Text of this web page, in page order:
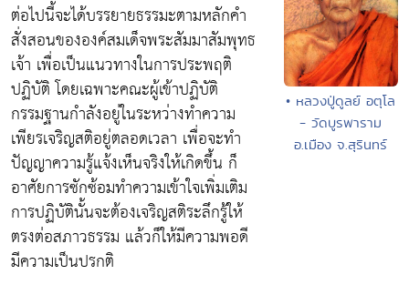
ต่อไปนี้จะได้บรรยายธรรมะตามหลักคำ
สั่งสอนขององค์สมเด็จพระสัมมาสัมพุทธ
เจ้า เพื่อเป็นแนวทางในการประพฤติ
ปฏิบัติ โดยเฉพาะคณะผู้เข้าปฏิบัติ
กรรมฐานกำลังอยู่ในระหว่างทำความ
เพียรเจริญสติอยู่ตลอดเวลา เพื่อจะทำ
ปัญญาความรู้แจ้งเห็นจริงให้เกิดขึ้น ก็
อาศัยการซักซ้อมทำความเข้าใจเพิ่มเติม
การปฏิบัตินั้นจะต้องเจริญสติระลึกรู้ให้
ตรงต่อสภาวธรรม แล้วก็ให้มีความพอดี
มีความเป็นปรกติ
• หลวงปู่ดูลย์ อตุโล
- วัดบูรพาราม
อ.เมือง จ.สุรินทร์